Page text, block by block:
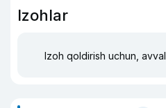
Izohlar
Izoh qoldirish uchun, avval